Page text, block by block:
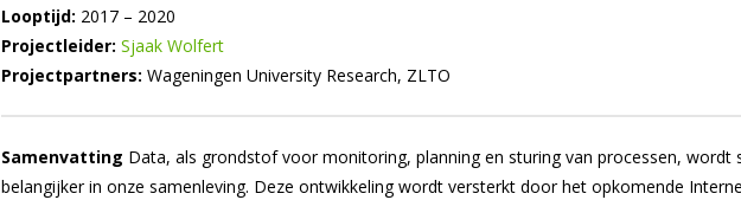
Looptijd: 2017 – 2020
Projectleider:Sjaak Wolfert
Projectpartners: Wageningen University Research, ZLTO
Samenvatting Data, als grondstof voor monitoring, planning en sturing van processen, wordt
belangijker in onze samenleving. Deze ontwikkeling wordt versterkt door het opkomende